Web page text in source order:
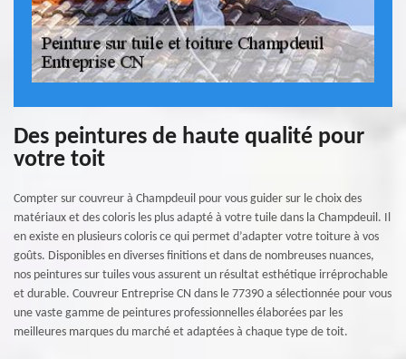
Des peintures de haute qualité pour
votre toit
Compter sur couvreur à Champdeuil pour vous guider sur le choix des
matériaux et des coloris les plus adapté à votre tuile dans la Champdeuil. Il
en existe en plusieurs coloris ce qui permet d’adapter votre toiture à vos
goûts. Disponibles en diverses finitions et dans de nombreuses nuances,
nos peintures sur tuiles vous assurent un résultat esthétique irréprochable
et durable. Couvreur Entreprise CN dans le 77390 a sélectionnée pour vous
une vaste gamme de peintures professionnelles élaborées par les
meilleures marques du marché et adaptées à chaque type de toit.